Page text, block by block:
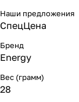
Наши предложения
СпецЦена
Бренд
Energy
Вес (грамм)
28